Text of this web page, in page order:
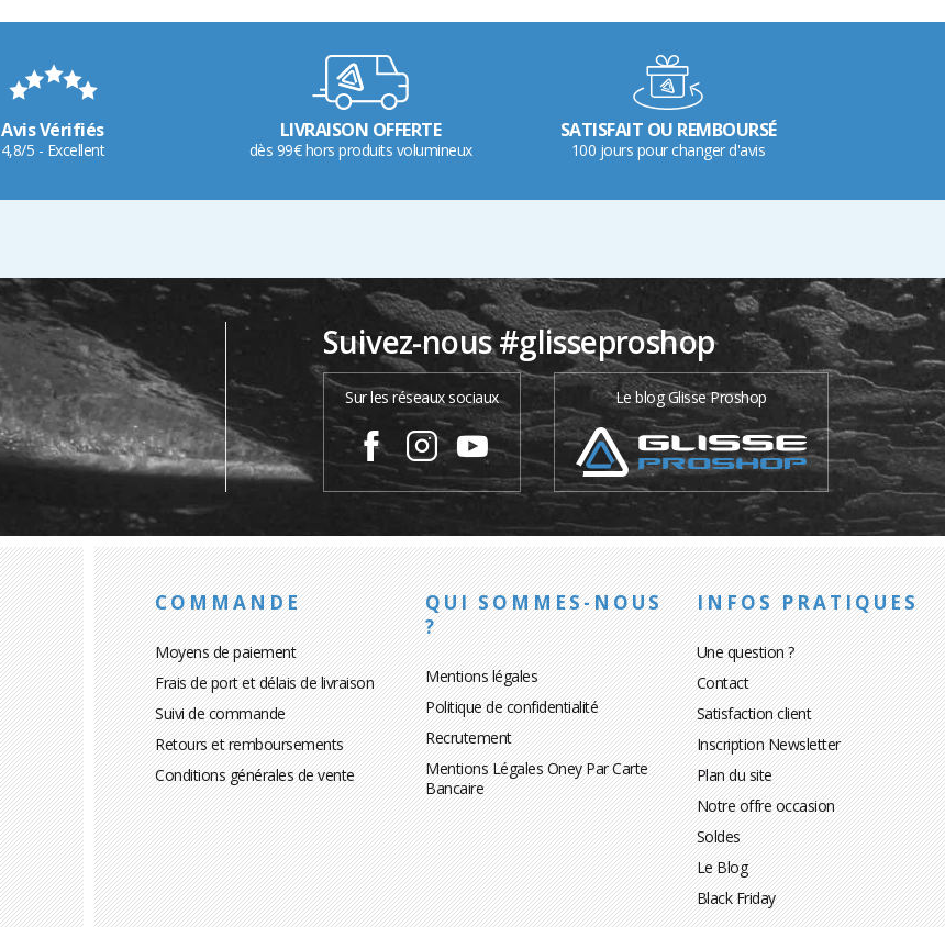
Avis Vérifiés
4,8/5 - Excellent
LIVRAISON OFFERTE
dès 99€ hors produits volumineux
SATISFAIT OU REMBOURSÉ
100 jours pour changer d'avis
Suivez-nous #glisseproshop
Sur les réseaux sociaux Le blog Glisse Proshop
COMMANDE
Moyens de paiement
Frais de port et délais de livraison
Suivi de commande
Retours et remboursements
Conditions générales de vente
QUI SOMMES-NOUS
?
Mentions légales
Politique de confidentialité
Recrutement
Mentions Légales Oney Par Carte
Bancaire
INFOS PRATIQUES
Une question ?
Contact
Satisfaction client
Inscription Newsletter
Plan du site
Notre offre occasion
Soldes
Le Blog
Black Friday